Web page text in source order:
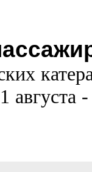
августа